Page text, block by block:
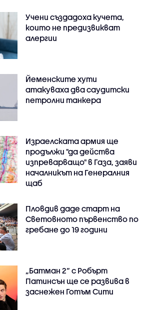
Учени създадоха кучета,
които не предизвикват
алергии
Йеменските хути
атакуваха два саудитски
петролни танкера
Израелската армия ще
продължи "да действа
изпреварващо" в Газа, заяви
началникът на Генералния
щаб
Пловдив даде старт на
Световното първенство по
гребане до 19 години
„Батман 2“ с Робърт
Патинсън ще се развива в
заснежен Готъм Сити